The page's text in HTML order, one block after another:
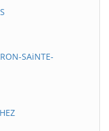
SAiNTE-